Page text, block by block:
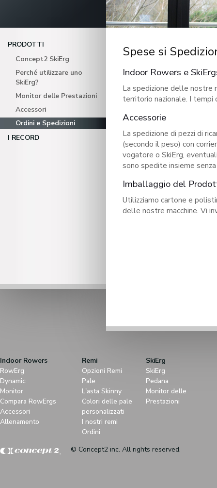
PRODOTTI
Concept2 SkiErg
Perché utilizzare uno
SkiErg?
Monitor delle Prestazioni
Accessori
Ordini e Spedizioni
I RECORD
Spese si
Indoor Rowers e
La spedizione delle
territorio nazionale. I tempi
Accessorie
La spedizione di pezzi di
(secondo il peso) con
vogatore o SkiErg,
sono spedite insieme
Imballaggio del
Utilizziamo cartone e
delle nostre macchine. Vi
Indoor Rowers
RowErg
Dynamic
Monitor
Compara RowErgs
Accessori
Allenamento
Remi
Opzioni Remi
Pale
L'asta Skinny
Colori delle pale
personalizzati
I nostri remi
Ordini
SkiErg
SkiErg
Pedana
Monitor delle
Prestazioni
© Concept2 inc. All rights reserved.